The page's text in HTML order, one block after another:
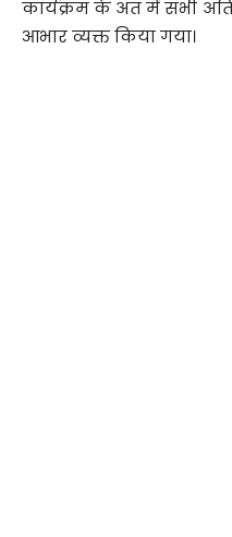
कार्यक्रम के अंत में सभी
आभार व्यक्त किया गया।